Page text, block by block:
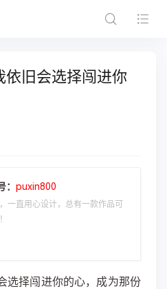
依旧会选择闯进你
： puxin800
一直用心设计，总有一款作品可
选择闯进你的心，成为那份